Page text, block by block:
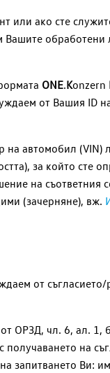
или ако сте
Вашите
ONE.Konzern
от Вашия ID
на автомобил (VIN)
за който сте
на съответния
(зачерняне), вж.
от
ОРЗД, чл. 6, ал. 1,
на
запитването Ви: